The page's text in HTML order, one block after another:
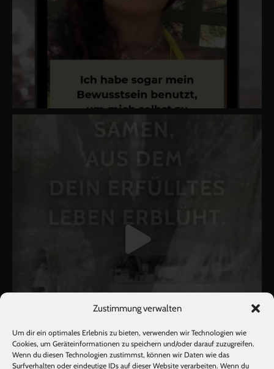
Zustimmung verwalten
Um dir ein optimales Erlebnis zu bieten, verwenden wir Technologien wie
Cookies, um Geräteinformationen zu speichern und/oder darauf zuzugreifen.
Wenn du diesen Technologien zustimmst, können wir Daten wie das
Surfverhalten oder eindeutige IDs auf dieser Website verarbeiten. Wenn du